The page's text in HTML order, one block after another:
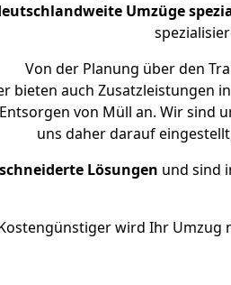
Umzüge
Von der Planung über den
bieten auch Zusatzleistungen
von Müll an. Wir sind
uns daher darauf
Lösungen und sind
wird Ihr Umzug